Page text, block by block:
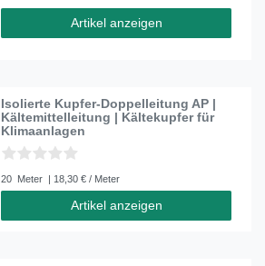
Artikel anzeigen
Isolierte Kupfer-Doppelleitung AP |
Kältemittelleitung | Kältekupfer für
Klimaanlagen
20 Meter | 18,30 € / Meter
Artikel anzeigen